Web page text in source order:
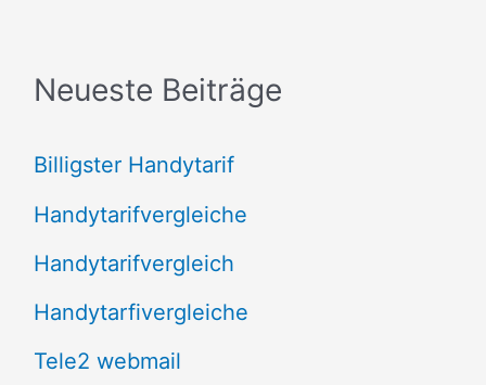
hNeueste Beiträge
Billigster Handytarif
Handytarifvergleiche
Handytarifvergleich
Handytarfivergleiche
Tele2 webmail